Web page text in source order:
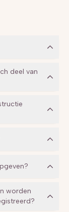
deel van
trustee
worden